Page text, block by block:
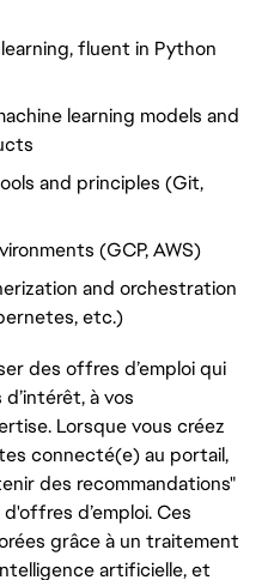
fluent in Python
learning models and
and principles (Git,
(GCP, AWS)
and orchestration
etc.)
des offres d’emploi qui
à vos
Lorsque vous créez
connecté(e) au portail,
des recommandations"
d’emploi. Ces
grâce à un traitement
artificielle, et